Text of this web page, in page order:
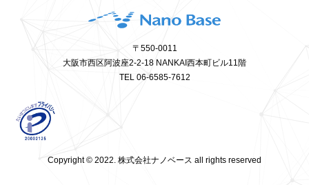
〒550-0011
大阪市西区阿波座2-2-18 NANKAI西本町ビル11階
TEL 06-6585-7612
Copyright © 2022. 株式会社ナノベース all rights reserved